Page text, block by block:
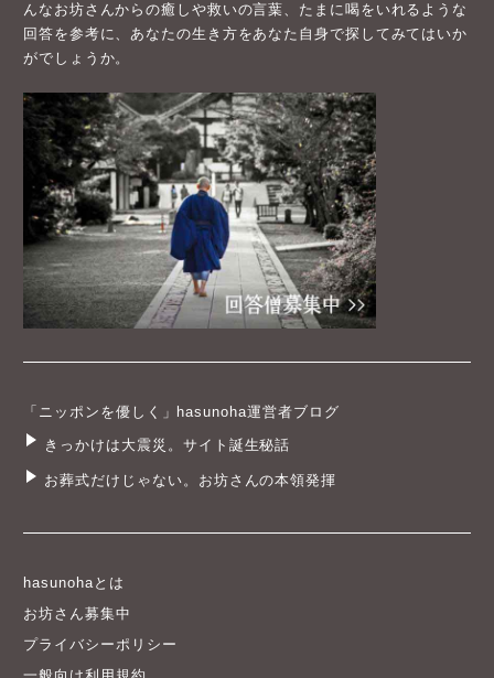
んなお坊さんからの癒しや救いの言葉、たまに喝をいれるような
回答を参考に、あなたの生き方をあなた自身で探してみてはいか
がでしょうか。
「ニッポンを優しく」hasunoha運営者ブログ
きっかけは大震災。サイト誕生秘話
お葬式だけじゃない。お坊さんの本領発揮
hasunohaとは
お坊さん募集中
プライバシーポリシー